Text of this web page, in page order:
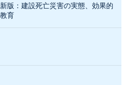
版：建設死亡災害の実態、効果的
育